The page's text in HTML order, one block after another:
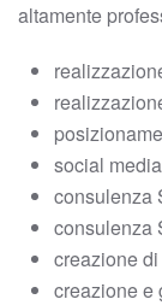
altamente
social
consulenza
consulenza
creazione
creazione e